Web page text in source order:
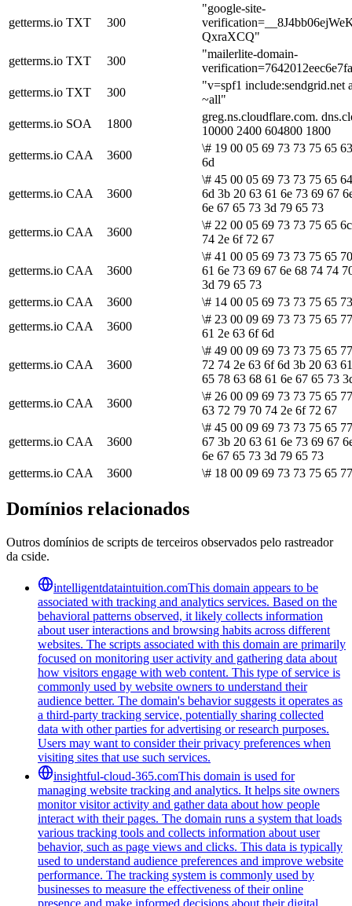
getterms.io TXT 300
"google-site-
QxraXCQ"
getterms.io TXT 300
"mailerlite-domain-
getterms.io TXT 300
"v=spf1 include:sendgrid.net
~all"
getterms.io SOA 1800
greg.ns.cloudflare.com.
10000 2400 604800 1800
getterms.io CAA 3600
\# 19 00 05 69 73 73 75 65
6d
getterms.io CAA 3600
\# 45 00 05 69 73 73 75 65
6d 3b 20 63 61 6e 73 69 67
6e 67 65 73 3d 79 65 73
getterms.io CAA 3600
\# 22 00 05 69 73 73 75 65
74 2e 6f 72 67
getterms.io CAA 3600
\# 41 00 05 69 73 73 75 65
61 6e 73 69 67 6e 68 74 74
3d 79 65 73
getterms.io CAA 3600
\# 14 00 05 69 73 73 75 65
getterms.io CAA 3600
\# 23 00 09 69 73 73 75 65
61 2e 63 6f 6d
getterms.io CAA 3600
\# 49 00 09 69 73 73 75 65
72 74 2e 63 6f 6d 3b 20 63
65 78 63 68 61 6e 67 65 73
getterms.io CAA 3600
\# 26 00 09 69 73 73 75 65
63 72 79 70 74 2e 6f 72 67
getterms.io CAA 3600
\# 45 00 09 69 73 73 75 65
67 3b 20 63 61 6e 73 69 67
6e 67 65 73 3d 79 65 73
getterms.io CAA 3600 \# 18 00 09 69 73 73 75 65
Domínios relacionados
Outros domínios de scripts de terceiros observados pelo rastreador
da cside.
intelligentdataintuition.comThis domain appears to be
associated with tracking and analytics services. Based on the
behavioral patterns observed, it likely collects information
about user interactions and browsing habits across different
websites. The scripts associated with this domain are primarily
focused on monitoring user activity and gathering data about
how visitors engage with web content. This type of service is
commonly used by website owners to understand their
audience better. The domain's behavior suggests it operates as
a third-party tracking service, potentially sharing collected
data with other parties for advertising or research purposes.
Users may want to consider their privacy preferences when
visiting sites that use such services.
insightful-cloud-365.comThis domain is used for
managing website tracking and analytics. It helps site owners
monitor visitor activity and gather data about how people
interact with their pages. The domain runs a system that loads
various tracking tools and collects information about user
behavior, such as page views and clicks. This data is typically
used to understand audience preferences and improve website
performance. The tracking system is commonly used by
businesses to measure the effectiveness of their online
presence and make informed decisions about their digital